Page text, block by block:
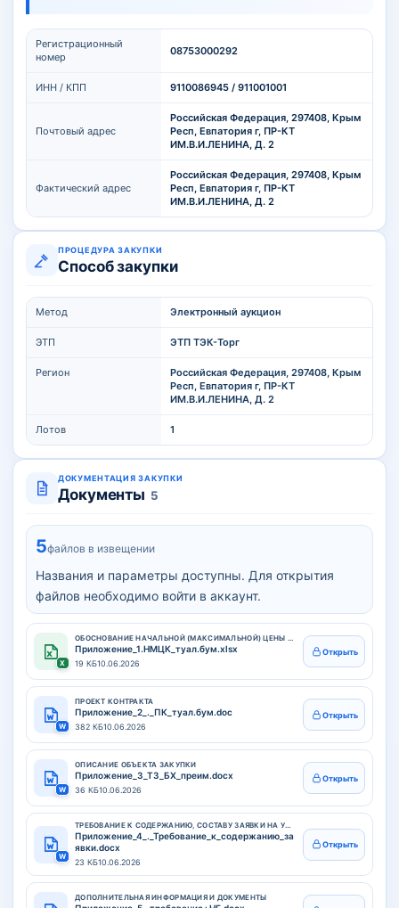
Регистрационный
номер
08753000292
ИНН / КПП 9110086945 / 911001001
Почтовый адрес
Российская Федерация, 297408, Крым
Респ, Евпатория г, ПР-КТ
ИМ.В.И.ЛЕНИНА, Д. 2
Фактический адрес
Российская Федерация, 297408, Крым
Респ, Евпатория г, ПР-КТ
ИМ.В.И.ЛЕНИНА, Д. 2
ПРОЦЕДУРА ЗАКУПКИ
Способ закупки
Метод Электронный аукцион
ЭТП ЭТП ТЭК-Торг
Регион
Российская Федерация, 297408, Крым
Респ, Евпатория г, ПР-КТ
ИМ.В.И.ЛЕНИНА, Д. 2
Лотов 1
ДОКУМЕНТАЦИЯ ЗАКУПКИ
Документы 5
5файлов в извещении
Названия и параметры доступны. Для открытия
файлов необходимо войти в аккаунт.
X
ОБОСНОВАНИЕ НАЧАЛЬНОЙ (МАКСИМАЛЬНОЙ) ЦЕНЫ КОНТРАКТА
Приложение_1.НМЦК_туал.бум.xlsx
19 КБ10.06.2026
Открыть
W
ПРОЕКТ КОНТРАКТА
Приложение_2_._ПК_туал.бум.doc
382 КБ10.06.2026
Открыть
W
ОПИСАНИЕ ОБЪЕКТА ЗАКУПКИ
Приложение_3_ТЗ_БХ_преим.docx
36 КБ10.06.2026
Открыть
W
ТРЕБОВАНИЕ К СОДЕРЖАНИЮ, СОСТАВУ ЗАЯВКИ НА УЧАСТИЕ В ЗАКУПКЕ
Приложение_4_._Требование_к_содержанию_за
явки.docx
23 КБ10.06.2026
Открыть
ДОПОЛНИТЕЛЬНАЯ ИНФОРМАЦИЯ И ДОКУМЕНТЫ